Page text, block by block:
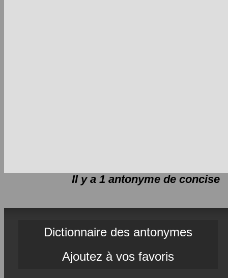
Il y a 1 antonyme de concise
Dictionnaire des antonymes
Ajoutez à vos favoris